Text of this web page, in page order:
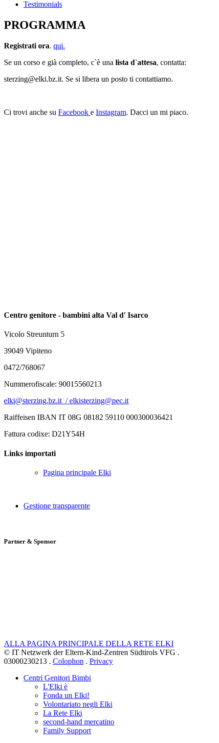
Testimonials
PROGRAMMA
Registrati ora. qui.
Se un corso e già completo, c`è una lista d`attesa, contatta:
sterzing@elki.bz.it. Se si libera un posto ti contattiamo.
Ci trovi anche su Facebook e Instagram. Dacci un mi piaco.
Centro genitore - bambini alta Val d' Isarco
Vicolo Streunturn 5
39049 Vipiteno
0472/768067
Nummerofiscale: 90015560213
elki@sterzing.bz.it / elkisterzing@pec.it
Raiffeisen IBAN IT 08G 08182 59110 000300036421
Fattura codixe: D21Y54H
Links importati
Pagina principale Elki
Gestione transparente
Partner & Sponsor
ALLA PAGINA PRINCIPALE DELLA RETE ELKI
© IT Netzwerk der Eltern-Kind-Zentren Südtirols VFG .
03000230213 . Colophon . Privacy
Centri Genitori Bimbi
L'Elki è
Fonda un Elki!
Volontariato negli Elki
La Rete Elki
second-hand mercatino
Family Support